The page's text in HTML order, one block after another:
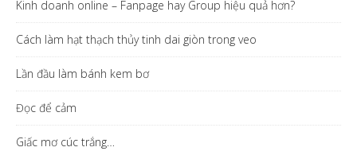
Kinh doanh online – Fanpage hay Group hiệu quả hơn?
Cách làm hạt thạch thủy tinh dai giòn trong veo
Lần đầu làm bánh kem bơ
Đọc để cảm
Giấc mơ cúc trắng…